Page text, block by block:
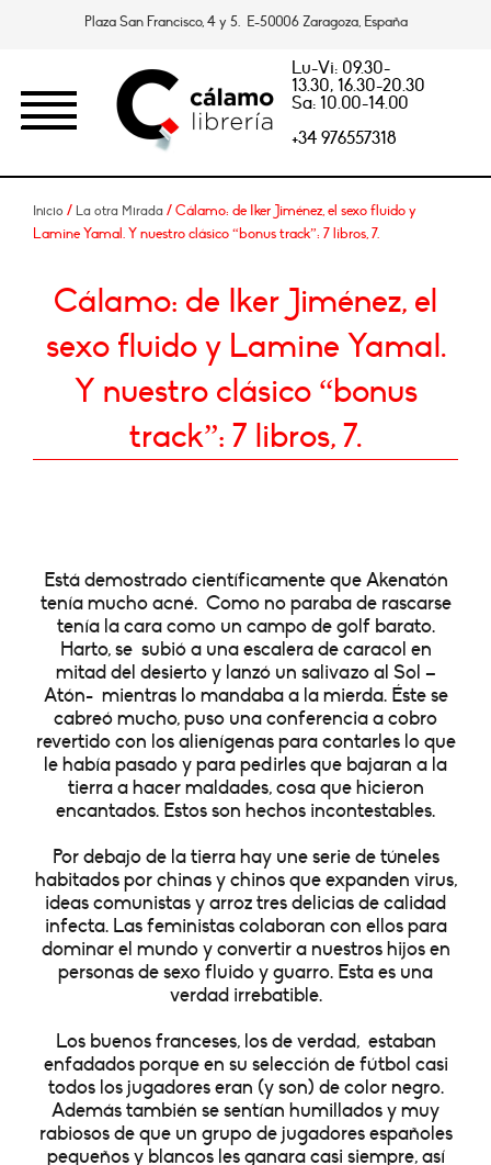
Plaza San Francisco, 4 y 5. E-50006 Zaragoza, España
Lu-Vi: 09.30-
13.30, 16.30-20.30
Sa: 10.00-14.00
+34 976557318
Inicio / La otra Mirada / Cálamo: de Iker Jiménez, el sexo fluido y
Lamine Yamal. Y nuestro clásico “bonus track”: 7 libros, 7.
Cálamo: de Iker Jiménez, el
sexo fluido y Lamine Yamal.
Y nuestro clásico “bonus
track”: 7 libros, 7.
Está demostrado científicamente que Akenatón
tenía mucho acné. Como no paraba de rascarse
tenía la cara como un campo de golf barato.
Harto, se subió a una escalera de caracol en
mitad del desierto y lanzó un salivazo al Sol –
Atón- mientras lo mandaba a la mierda. Éste se
cabreó mucho, puso una conferencia a cobro
revertido con los alienígenas para contarles lo que
le había pasado y para pedirles que bajaran a la
tierra a hacer maldades, cosa que hicieron
encantados. Estos son hechos incontestables.
Por debajo de la tierra hay une serie de túneles
habitados por chinas y chinos que expanden virus,
ideas comunistas y arroz tres delicias de calidad
infecta. Las feministas colaboran con ellos para
dominar el mundo y convertir a nuestros hijos en
personas de sexo fluido y guarro. Esta es una
verdad irrebatible.
Los buenos franceses, los de verdad, estaban
enfadados porque en su selección de fútbol casi
todos los jugadores eran (y son) de color negro.
Además también se sentían humillados y muy
rabiosos de que un grupo de jugadores españoles
pequeños y blancos les ganara casi siempre, así